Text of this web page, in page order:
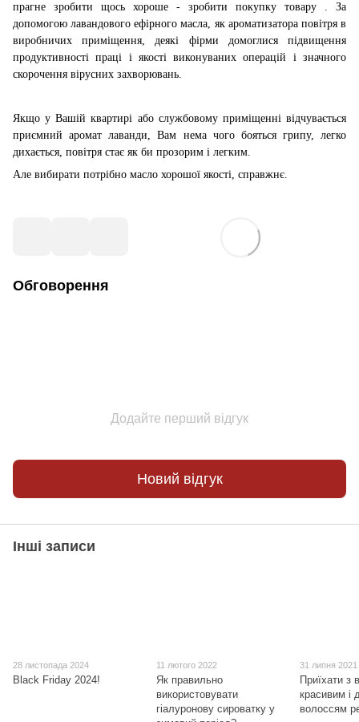
прагне зробити щось хороше - зробити покупку товару . За
допомогою лавандового ефірного масла, як ароматизатора повітря в
виробничих приміщення, деякі фірми домоглися підвищення
продуктивності праці і якості виконуваних операцій і значного
скорочення вірусних захворювань.
Якщо у Вашій квартирі або службовому приміщенні відчувається
приємний аромат лаванди, Вам нема чого бояться грипу, легко
дихається, повітря стає як би прозорим і легким.
Але вибирати потрібно масло хорошої якості, справжнє.
Обговорення
Додайте перший відгук
Новий відгук
Інші записи
28 листопада 2024
Black Friday 2024!
11 лютого 2022
Як правильно
використовувати
гіалуронову сироватку у
31 липня 2021
Приїхати з
красивим і
волоссям